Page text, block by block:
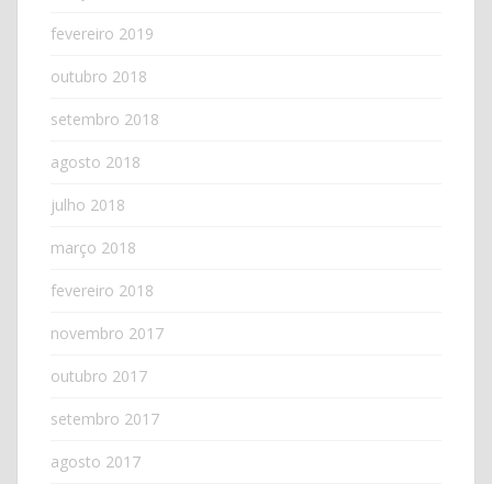
fevereiro 2019
outubro 2018
setembro 2018
agosto 2018
julho 2018
março 2018
fevereiro 2018
novembro 2017
outubro 2017
setembro 2017
agosto 2017